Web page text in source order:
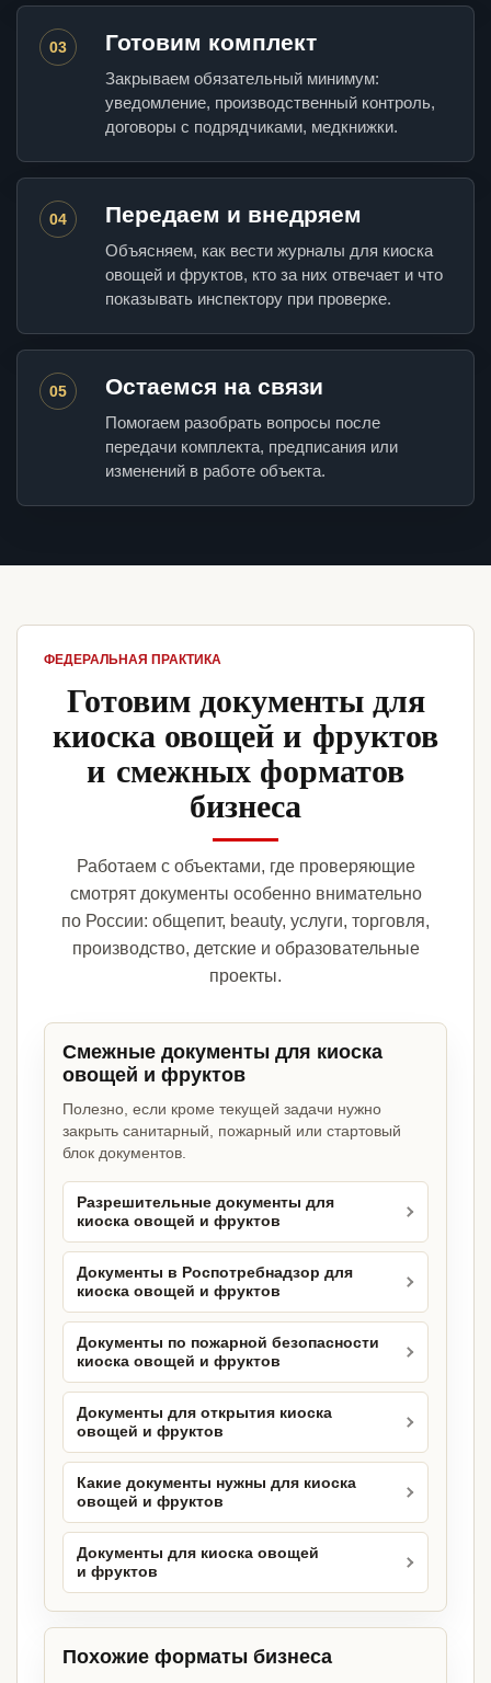
03 Готовим комплект
Закрываем обязательный минимум:
уведомление, производственный контроль,
договоры с подрядчиками, медкнижки.
04 Передаем и внедряем
Объясняем, как вести журналы для киоска
овощей и фруктов, кто за них отвечает и что
показывать инспектору при проверке.
05 Остаемся на связи
Помогаем разобрать вопросы после
передачи комплекта, предписания или
изменений в работе объекта.
ФЕДЕРАЛЬНАЯ ПРАКТИКА
Готовим документы для
киоска овощей и фруктов
и смежных форматов
бизнеса
Работаем с объектами, где проверяющие
смотрят документы особенно внимательно
по России: общепит, beauty, услуги, торговля,
производство, детские и образовательные
проекты.
Смежные документы для киоска
овощей и фруктов
Полезно, если кроме текущей задачи нужно
закрыть санитарный, пожарный или стартовый
блок документов.
Разрешительные документы для
киоска овощей и фруктов
Документы в Роспотребнадзор для
киоска овощей и фруктов
Документы по пожарной безопасности
киоска овощей и фруктов
Документы для открытия киоска
овощей и фруктов
Какие документы нужны для киоска
овощей и фруктов
Документы для киоска овощей
и фруктов
Похожие форматы бизнеса